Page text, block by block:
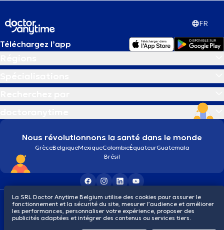
FR
Téléchargez l’app
Nous révolutionnons la santé dans le monde
GrèceBelgiqueMexiqueColombieÉquateurGuatemala
Brésil
Conditions généralesCookiesPolitique de confidentialité
© 2026 doctoranytime
La SRL Doctor Anytime Belgium utilise des cookies pour assurer le
fonctionnement et la sécurité du site, mesurer l’audience et améliorer
les performances, personnaliser votre expérience, proposer des
publicités adaptées et intégrer des contenus ou services tiers.